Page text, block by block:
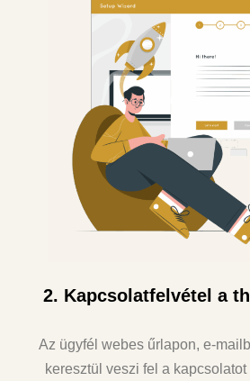
2. Kapcsolatfelvétel a
Az ügyfél webes űrlapon, e-
keresztül veszi fel a